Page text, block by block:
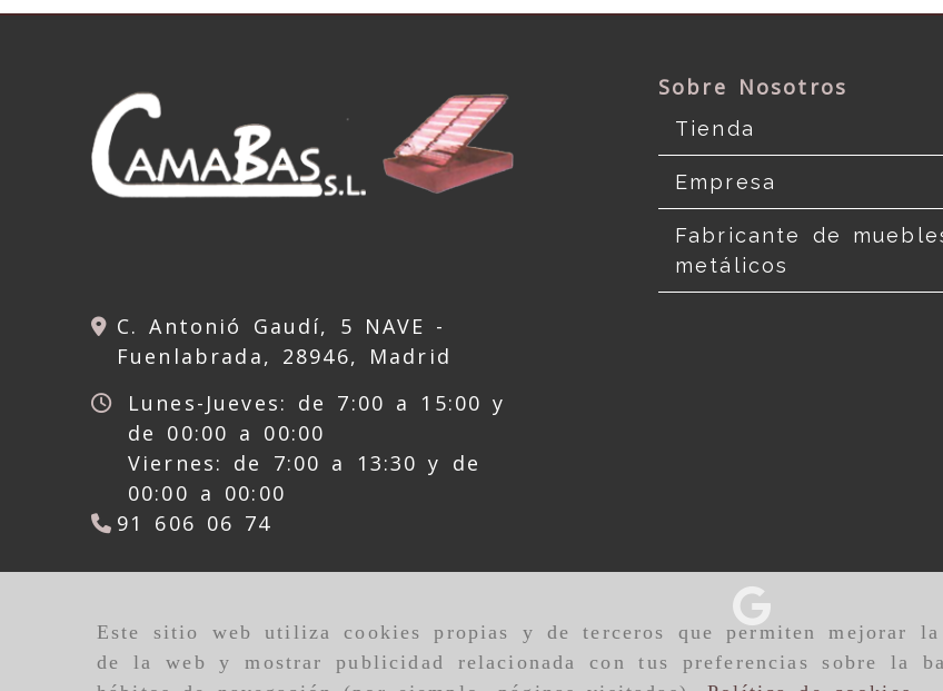
Este sitio web utiliza cookies propias y de terceros que permiten mejorar
de la web y mostrar publicidad relacionada con tus preferencias sobre la
C. Antonió Gaudí, 5 NAVE -
Fuenlabrada, 28946, Madrid
Lunes-Jueves: de 7:00 a 15:00 y
de 00:00 a 00:00
Viernes: de 7:00 a 13:30 y de
00:00 a 00:00
91 606 06 74
Sobre Nosotros
Tienda
Empresa
Fabricante de
metálicos